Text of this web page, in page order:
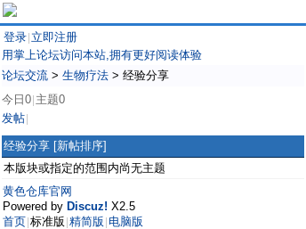
登录 立即注册
用掌上论坛访问本站,拥有更好阅读体验
论坛交流 > 生物疗法 > 经验分享
今日0 主题0
发帖
经验分享 [新帖排序]
本版块或指定的范围内尚无主题
黄色仓库官网
Powered by Discuz! X2.5
首页 标准版 精简版 电脑版